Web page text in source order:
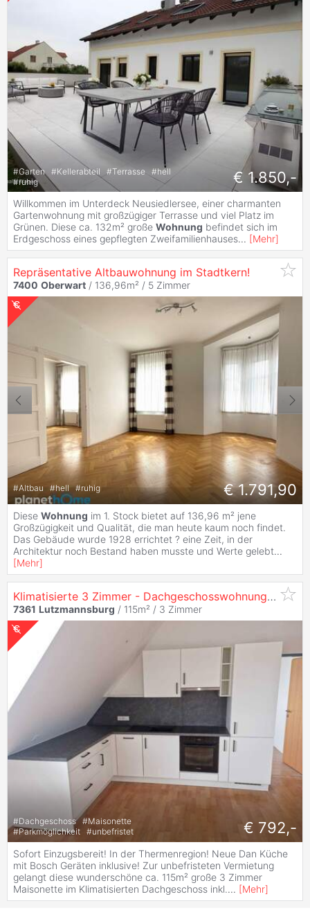
#Garten #Kellerabteil #Terrasse #hell
#ruhig € 1.850,-
Willkommen im Unterdeck Neusiedlersee, einer charmanten
Gartenwohnung mit großzügiger Terrasse und viel Platz im
Grünen. Diese ca. 132m² große Wohnung befindet sich im
Erdgeschoss eines gepflegten Zweifamilienhauses... [Mehr]
Repräsentative Altbauwohnung im Stadtkern!
7400 Oberwart / 136,96m² / 5 Zimmer
#Altbau #hell #ruhig € 1.791,90
Diese Wohnung im 1. Stock bietet auf 136,96 m² jene
Großzügigkeit und Qualität, die man heute kaum noch findet.
Das Gebäude wurde 1928 errichtet ? eine Zeit, in der
Architektur noch Bestand haben musste und Werte gelebt...
[Mehr]
Klimatisierte 3 Zimmer - Dachgeschosswohnung - inkl. DanKüche & Bosch Geräte, Lift & Ohne Finanzierungsbeitrag!
7361 Lutzmannsburg / 115m² / 3 Zimmer
#Dachgeschoss #Maisonette
#Parkmöglichkeit #unbefristet € 792,-
Sofort Einzugsbereit! In der Thermenregion! Neue Dan Küche
mit Bosch Geräten inklusive! Zur unbefristeten Vermietung
gelangt diese wunderschöne ca. 115m² große 3 Zimmer
Maisonette im Klimatisierten Dachgeschoss inkl.... [Mehr]